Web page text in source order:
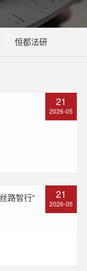
恒都法研
21
2026-05
路智行”
21
2026-05